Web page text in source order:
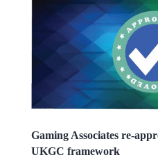
Gaming Associates re-
UKGC framework